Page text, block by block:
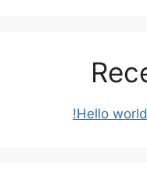
Hello world!